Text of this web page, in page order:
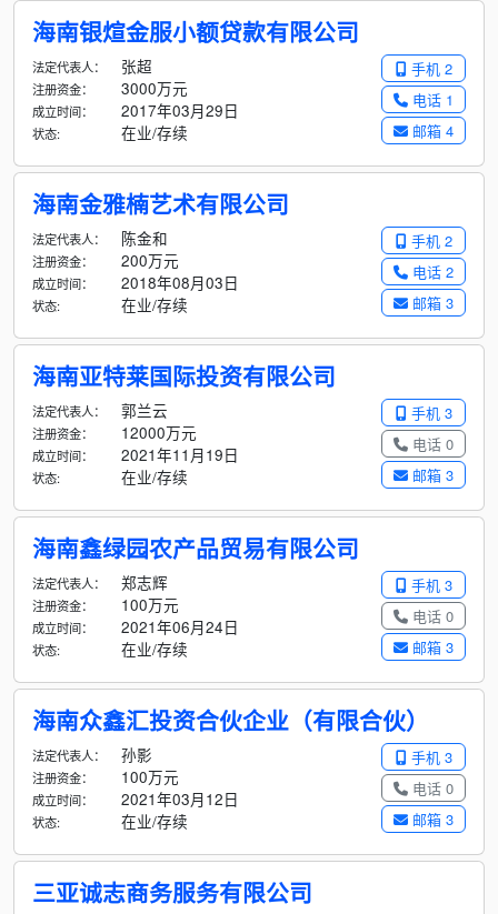
海南银煊金服小额贷款有限公司
手机 2
电话 1
邮箱 4
法定代表人： 张超
注册资金： 3000万元
成立时间： 2017年03月29日
状态: 在业/存续
海南金雅楠艺术有限公司
手机 2
电话 2
邮箱 3
法定代表人： 陈金和
注册资金： 200万元
成立时间： 2018年08月03日
状态: 在业/存续
海南亚特莱国际投资有限公司
手机 3
电话 0
邮箱 3
法定代表人： 郭兰云
注册资金： 12000万元
成立时间： 2021年11月19日
状态: 在业/存续
海南鑫绿园农产品贸易有限公司
手机 3
电话 0
邮箱 3
法定代表人： 郑志辉
注册资金： 100万元
成立时间： 2021年06月24日
状态: 在业/存续
海南众鑫汇投资合伙企业（有限合伙）
手机 3
电话 0
邮箱 3
法定代表人： 孙影
注册资金： 100万元
成立时间： 2021年03月12日
状态: 在业/存续
三亚诚志商务服务有限公司